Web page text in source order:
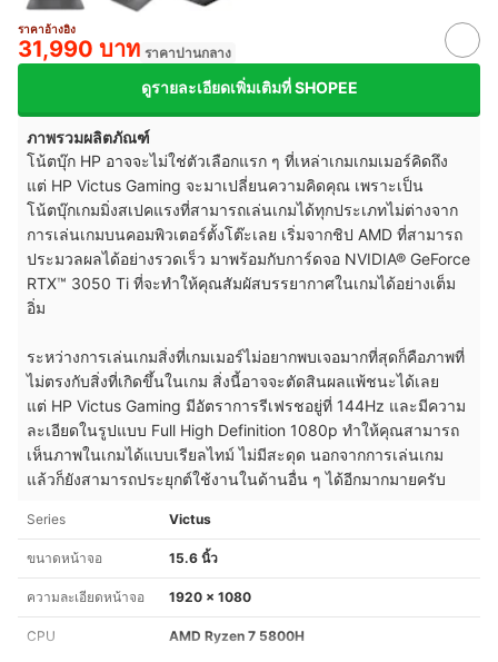
ราคาอ้างอิง
31,990 บาท ราคาปานกลาง
ดูรายละเอียดเพิ่มเติมที่ SHOPEE
ภาพรวมผลิตภัณฑ์
โน้ตบุ๊ก HP อาจจะไม่ใช่ตัวเลือกแรก ๆ ที่เหล่าเกมเกมเมอร์คิดถึง
แต่ HP Victus Gaming จะมาเปลี่ยนความคิดคุณ เพราะเป็น
โน้ตบุ๊กเกมมิ่งสเปคแรงที่สามารถเล่นเกมได้ทุกประเภทไม่ต่างจาก
การเล่นเกมบนคอมพิวเตอร์ตั้งโต๊ะเลย เริ่มจากชิป AMD ที่สามารถ
ประมวลผลได้อย่างรวดเร็ว มาพร้อมกับการ์ดจอ NVIDIA® GeForce
RTX™ 3050 Ti ที่จะทำให้คุณสัมผัสบรรยากาศในเกมได้อย่างเต็ม
อิ่ม
ระหว่างการเล่นเกมสิ่งที่เกมเมอร์ไม่อยากพบเจอมากที่สุดก็คือภาพที่
ไม่ตรงกับสิ่งที่เกิดขึ้นในเกม สิ่งนี้อาจจะตัดสินผลแพ้ชนะได้เลย
แต่ HP Victus Gaming มีอัตราการรีเฟรชอยู่ที่ 144Hz และมีความ
ละเอียดในรูปแบบ Full High Definition 1080p ทำให้คุณสามารถ
เห็นภาพในเกมได้แบบเรียลไทม์ ไม่มีสะดุด นอกจากการเล่นเกม
แล้วก็ยังสามารถประยุกต์ใช้งานในด้านอื่น ๆ ได้อีกมากมายครับ
Series Victus
ขนาดหน้าจอ 15.6 นิ้ว
ความละเอียดหน้าจอ 1920 x 1080
CPU AMD Ryzen 7 5800H